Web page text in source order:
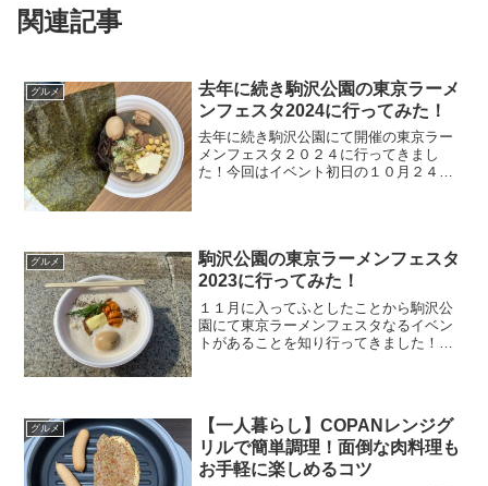
関連記事
グルメ
去年に続き駒沢公園の東京ラーメ
ンフェスタ2024に行ってみた！
去年に続き駒沢公園にて開催の東京ラー
メンフェスタ２０２４に行ってきまし
た！今回はイベント初日の１０月２４日
グルメ
駒沢公園の東京ラーメンフェスタ
2023に行ってみた！
１１月に入ってふとしたことから駒沢公
園にて東京ラーメンフェスタなるイベン
トがあることを知り行ってきました！イ
グルメ
【一人暮らし】COPANレンジグ
リルで簡単調理！面倒な肉料理も
お手軽に楽しめるコツ